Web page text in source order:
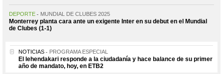
DEPORTE MUNDIAL DE CLUBES 2025
Monterrey planta cara ante un exigente Inter en su debut en el Mundial
de Clubes (1-1)
NOTICIAS PROGRAMA ESPECIAL
El lehendakari responde a la ciudadanía y hace balance de su primer
año de mandato, hoy, en ETB2